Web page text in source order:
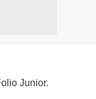
Junior.